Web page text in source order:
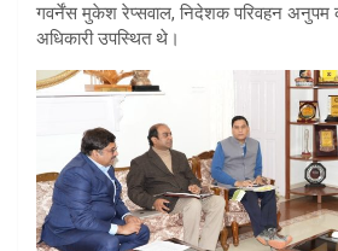
गवर्नेंस मुकेश रेप्सवाल, निदेशक परिवहन अनुपम
अधिकारी उपस्थित थे।